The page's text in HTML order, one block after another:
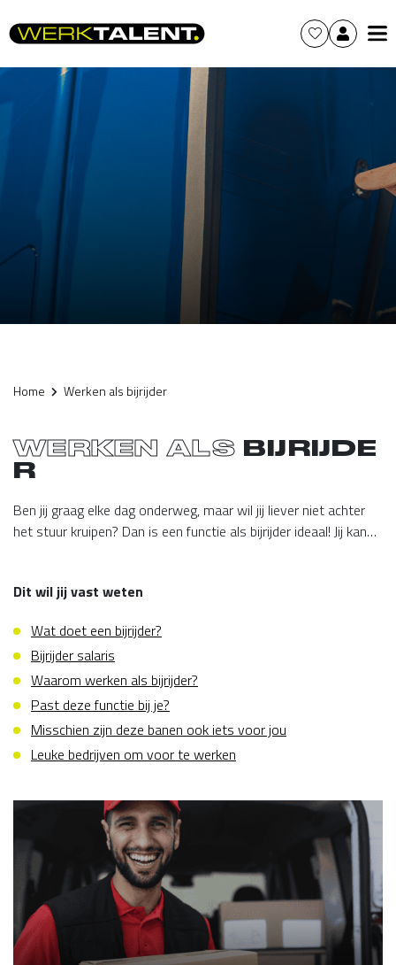
Home Werken als bijrijder
WERKEN ALS BIJRIJDE
R
Ben jij graag elke dag onderweg, maar wil jij liever niet achter
het stuur kruipen? Dan is een functie als bijrijder ideaal! Jij kan
Lees snel verder en ontdek wat jij gaat doen als bijrijder. Of
Dit wil jij vast weten
Wat doet een bijrijder?
Bijrijder salaris
Waarom werken als bijrijder?
Past deze functie bij je?
Misschien zijn deze banen ook iets voor jou
Leuke bedrijven om voor te werken